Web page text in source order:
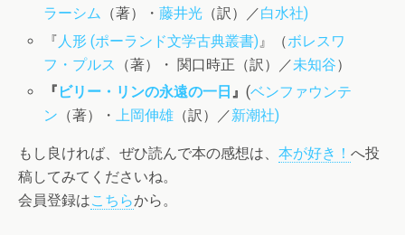
ラーシム （著）・藤井光 （訳）／白水社)
『 人形 (ポーランド文学古典叢書) 』（ボレスワ
フ・プルス
（著）・ 関口時正（訳）／未知谷）
『 ビリー・リンの永遠の一日 』(ベンファウンテ
ン （著）・ 上岡伸雄 （訳）／新潮社)
もし良ければ、ぜひ読んで本の感想は、 本が好き！ へ投
稿してみてくださいね。
会員登録はこちらから。